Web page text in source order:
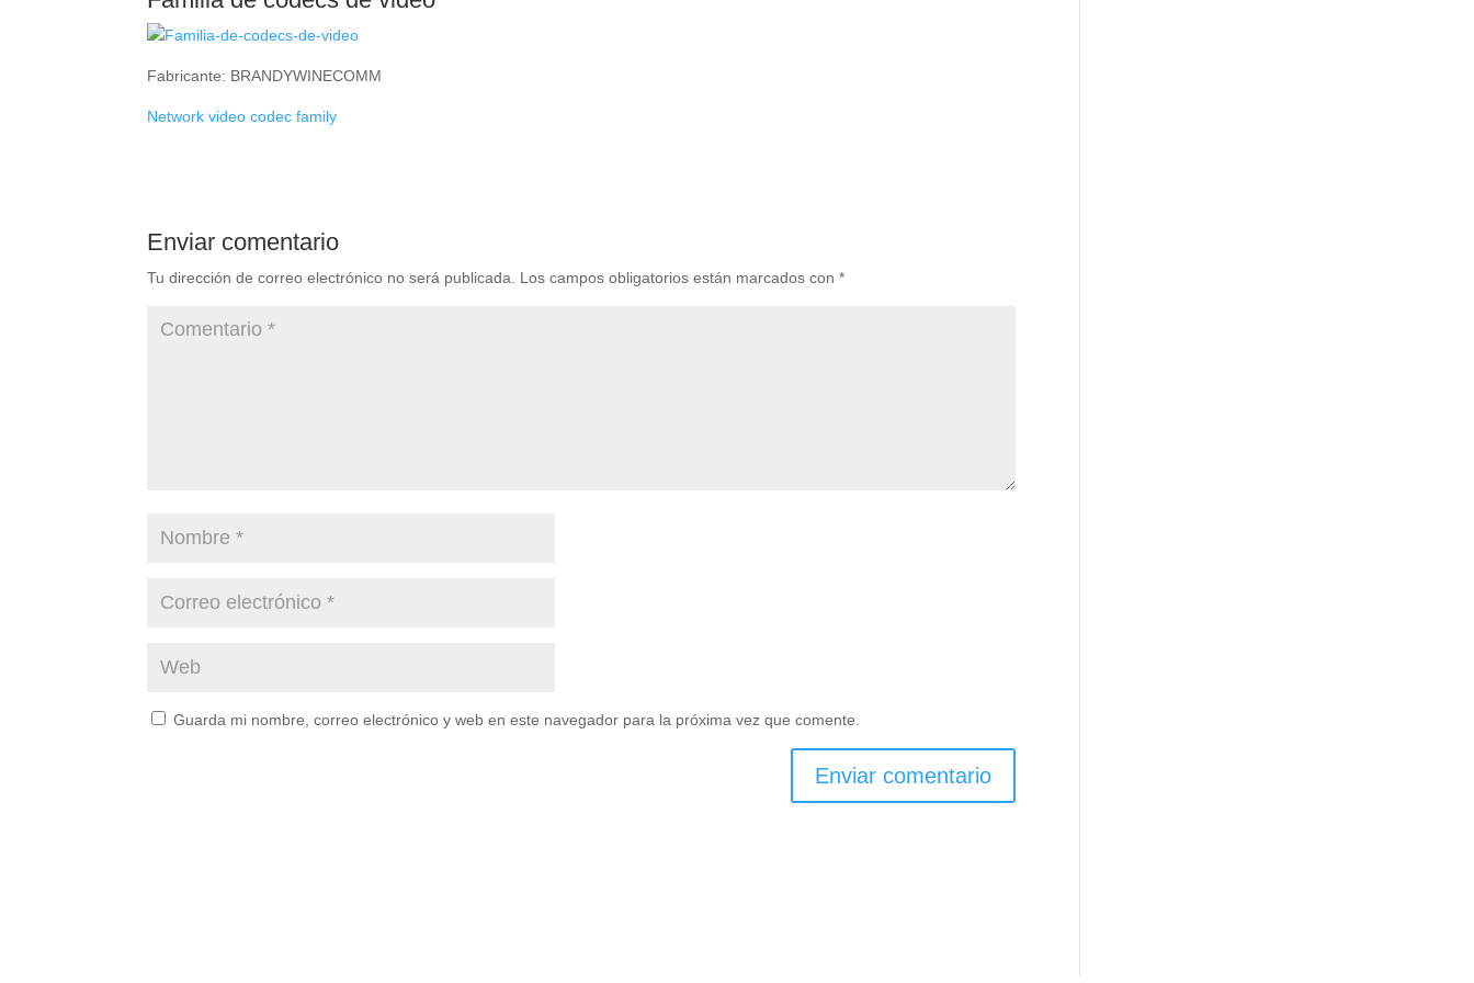
Fabricante: BRANDYWINECOMM
Network video codec family
Enviar comentario
Tu dirección de correo electrónico no será publicada. Los campos obligatorios están marcados con*
Guarda mi nombre, correo electrónico y web en este navegador para la próxima vez que comente.